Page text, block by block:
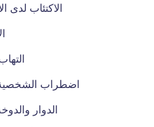
الاكتئاب لدى
اضطراب الشخصية
الدوار